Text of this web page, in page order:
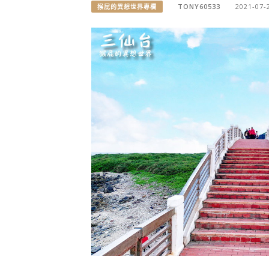
猴屁的異想世界專欄 TONY60533 2021-07-